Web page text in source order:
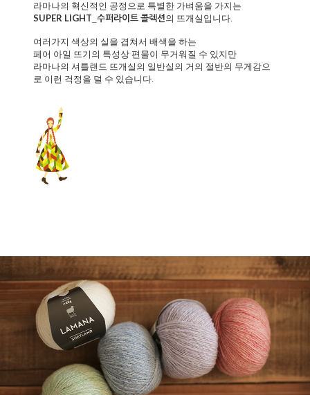
라마나의 혁신적인 공정으로 특별한 가벼움을 가지는
SUPER LIGHT 수퍼라이트 콜렉션의 뜨개실입니다.
여러가지 색상의 실을 겹쳐서 배색을 하는
페어 아일 뜨기의 특성상 편물이 무거워질 수 있지만
라마나의 셔틀랜드 뜨개실의 일반실의 거의 절반의 무게감으
로 이런 걱정을 덜 수 있습니다.